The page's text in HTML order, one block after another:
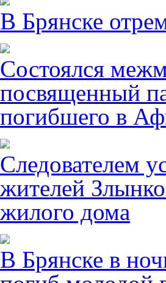
В Брянске
Состоялся
посвященный
погибшего в
Следователем
жителей
жилого дома
В Брянске в